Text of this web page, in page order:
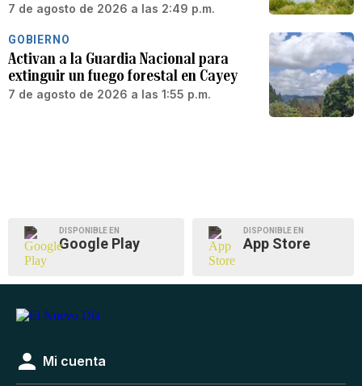
7 de agosto de 2026 a las 2:49 p.m.
GOBIERNO
Activan a la Guardia Nacional para
extinguir un fuego forestal en Cayey
7 de agosto de 2026 a las 1:55 p.m.
DISPONIBLE EN
Google Play
DISPONIBLE EN
App Store
Mi cuenta